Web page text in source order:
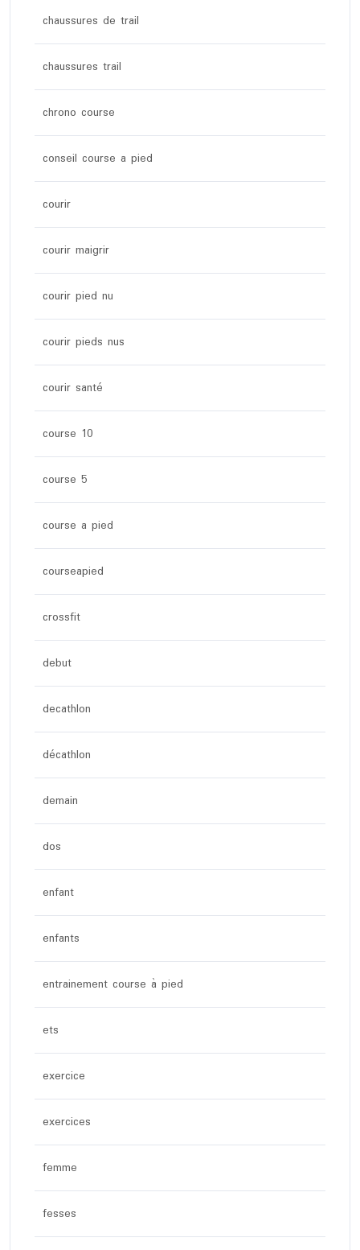
chaussures de trail
chaussures trail
chrono course
conseil course a pied
courir
courir maigrir
courir pied nu
courir pieds nus
courir santé
course 10
course 5
course a pied
courseapied
crossfit
debut
decathlon
décathlon
demain
dos
enfant
enfants
entrainement course à pied
ets
exercice
exercices
femme
fesses